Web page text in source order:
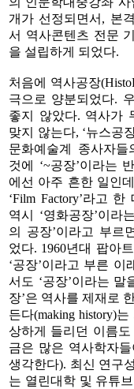
개가 선정되면서, 본
서 역사콘텐츠 전문
을 설립하게 되었다.
처음에 역사공장
극으로 양분되었다.
좋지 않았다. 역사가
맞지 않는다, ‘뉴스공
문화예술계 종사자
것에 ‘~공장’이라는
에선 아주 흔한 일인
‘Film Factory’라고
역시 ‘영화공장’이라
의 공장’이라고 부르
었다. 1960년대 팝아
‘공장’이라고 부른 이
서도 ‘공장’이라는
장’은 역사를 제재로
든다(making history)
상하게 들리던 이름
금은 많은 역사학자
생각한다). 최신 연구
는 열린대학 및 유튜